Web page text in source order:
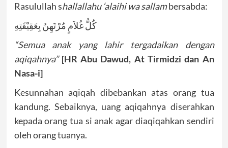
Rasulullah shallallahu ‘alaihi wa sallambersabda:
كُلُّ غُلاَمٍ مُرْتَهِنُ بِعَقِيْقَتِهِ
“Semua anak yang lahir tergadaikan dengan
aqiqahnya” [HR Abu Dawud, At Tirmidzi dan An
Nasa-i]
Kesunnahan aqiqah dibebankan atas orang tua
kandung. Sebaiknya, uang aqiqahnya diserahkan
kepada orang tua si anak agar diaqiqahkan sendiri
oleh orang tuanya.